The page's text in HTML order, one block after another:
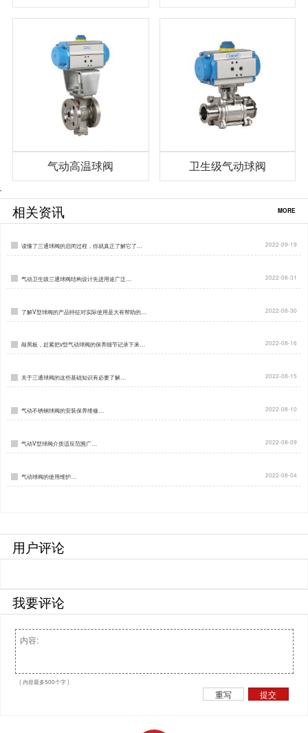
气动高温球阀 卫生级气动球阀
`
相关资讯 MORE
读懂了三通球阀的启闭过程，你就真正了解它了… 2022-09-19
气动卫生级三通球阀结构设计先进用途广泛… 2022-08-31
了解V型球阀的产品特征对实际使用是大有帮助的… 2022-08-30
敲黑板，赶紧把v型气动球阀的保养细节记录下来… 2022-08-16
关于三通球阀的这些基础知识有必要了解… 2022-08-15
气动不锈钢球阀的安装保养维修… 2022-08-10
气动V型球阀介质适应范围广… 2022-08-09
气动球阀的使用维护… 2022-08-04
用户评论
我要评论
( 内容最多500个字 )
重写 提交